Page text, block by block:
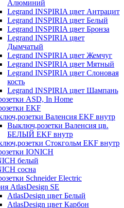
Алюминий
Legrand INSPIRIA цвет Антрацит
Legrand INSPIRIA цвет Белый
Legrand INSPIRIA цвет Бронза
Legrand INSPIRIA цвет
Дымчатый
Legrand INSPIRIA цвет Жемчуг
Legrand INSPIRIA цвет Мятный
Legrand INSPIRIA цвет Слоновая
кость
Legrand INSPIRIA цвет Шампань
ASD, In Home
EKF
Валенсия EKF внутр
Выключ,розетки Валенсия цв.
БЕЛЫЙ EKF внутр
Стокгольм EKF внутр
IONICH
белый
сосна
Schneider Electric
AtlasDesign SE
AtlasDesign цвет Белый
AtlasDesign цвет Карбон